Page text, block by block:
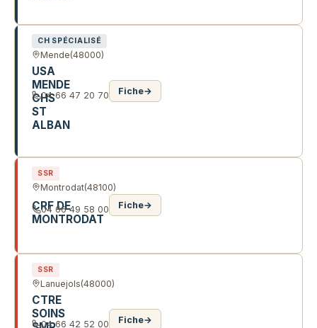
CH SPÉCIALISÉ
Mende(48000)
USA
MENDE
CHS
ST
ALBAN
04 66 47 20 70 Fiche→
SSR
Montrodat(48100)
CRF DE
MONTRODAT
04 66 49 58 00 Fiche→
SSR
Lanuejols(48000)
CTRE
SOINS
04 66 42 52 00 Fiche→